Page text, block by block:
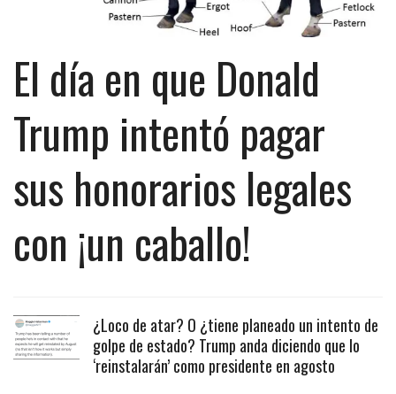
El día en que Donald
Trump intentó pagar
sus honorarios legales
con ¡un caballo!
¿Loco de atar? O ¿tiene planeado un intento de
golpe de estado? Trump anda diciendo que lo
‘reinstalarán’ como presidente en agosto